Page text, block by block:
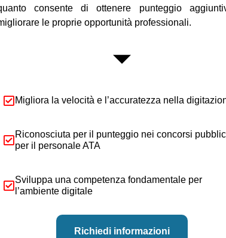
consente di ottenere punteggio
le proprie opportunità professionali.
Migliora la velocità e l’accuratezza nella
Riconosciuta per il punteggio nei concorsi
per il personale ATA
Sviluppa una competenza fondamentale per
l’ambiente digitale
Richiedi informazioni